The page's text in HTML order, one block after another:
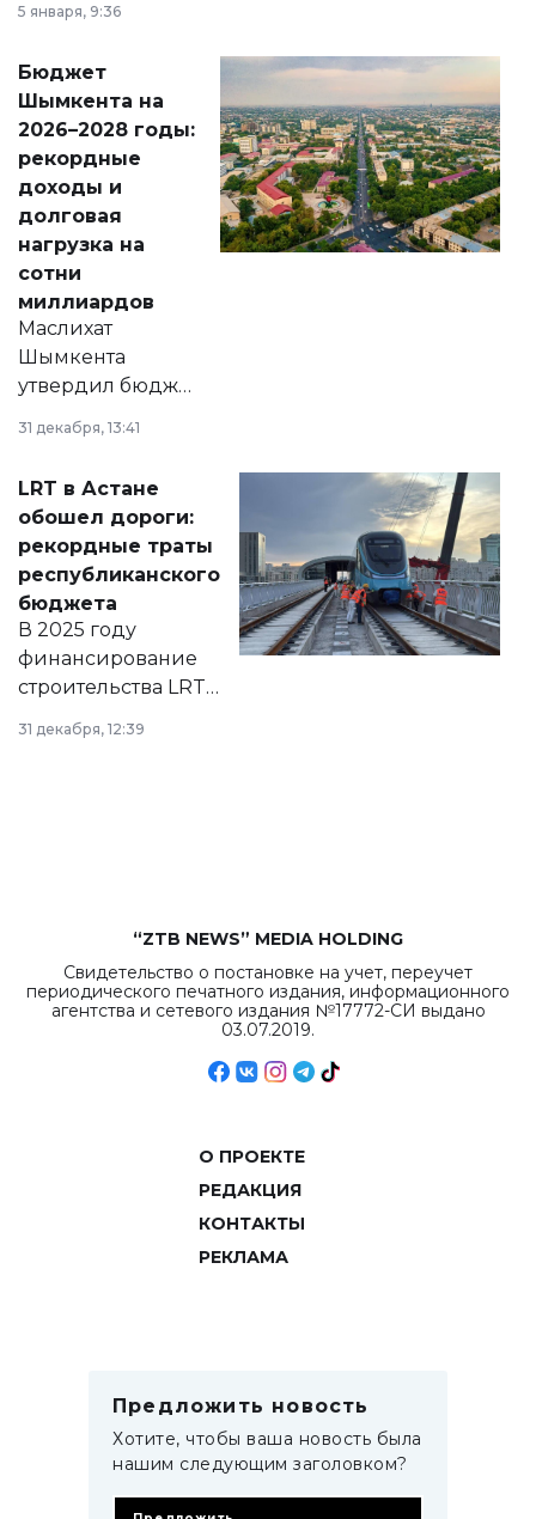
принести
народу
Венесуэлы.
5 января, 9:36
Бюджет
Шымкента на
2026–2028 годы:
рекордные
доходы и
долговая
нагрузка на
сотни
миллиардов
Маслихат
Шымкента
утвердил бюджет
города на 2026–
2028 годы.
документ
появился в базе
нормативных
правовых актов и
на сайте маслихат
города.
31 декабря, 13:41
LRT в Астане
обошел дороги:
рекордные траты
республиканского
бюджета
В 2025 году
финансирование
строительства LRT
в Астане из
республиканского
31 декабря, 12:39
“ZTB NEWS” MEDIA HOLDING
Свидетельство о постановке на учет, переучет
периодического печатного издания, информационного
агентства и сетевого издания №17772-СИ выдано
03.07.2019.
О ПРОЕКТЕ
РЕДАКЦИЯ
КОНТАКТЫ
РЕКЛАМА
Предложить новость
Хотите, чтобы ваша новость была
нашим следующим заголовком?